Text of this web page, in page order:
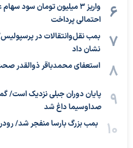
واریز ۳ میلیون تومان سود
احتمالی پرداخت
بمب نقل‌وانتقالات در
نشان داد
استعفای محمدباقر ذوالقدر
پایان دوران جبلی نزدیک است/
صداوسیما داغ شد
بمب بزرگ بارسا منفجر شد/